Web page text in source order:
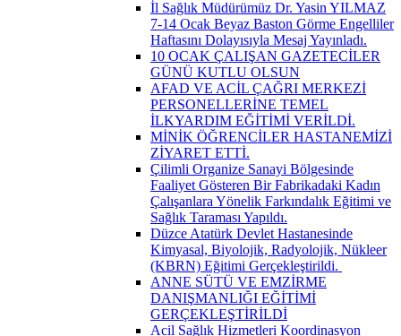
İl Sağlık Müdürümüz Dr. Yasin YILMAZ
7-14 Ocak Beyaz Baston Görme Engelliler
Haftasını Dolayısıyla Mesaj Yayınladı.
10 OCAK ÇALIŞAN GAZETECİLER
GÜNÜ KUTLU OLSUN
AFAD VE ACİL ÇAĞRI MERKEZİ
PERSONELLERİNE TEMEL
İLKYARDIM EĞİTİMİ VERİLDİ.
MİNİK ÖĞRENCİLER HASTANEMİZİ
ZİYARET ETTİ.
Çilimli Organize Sanayi Bölgesinde
Faaliyet Gösteren Bir Fabrikadaki Kadın
Çalışanlara Yönelik Farkındalık Eğitimi ve
Sağlık Taraması Yapıldı.
Düzce Atatürk Devlet Hastanesinde
Kimyasal, Biyolojik, Radyolojik, Nükleer
(KBRN) Eğitimi Gerçekleştirildi. ​
ANNE SÜTÜ VE EMZİRME
DANIŞMANLIĞI EĞİTİMİ
GERÇEKLEŞTİRİLDİ
Acil Sağlık Hizmetleri Koordinasyon